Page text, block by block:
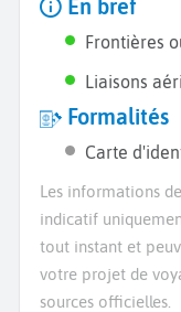
En bref
Frontières
Liaisons
Formalités
Carte
Les informations
indicatif
tout instant et
votre projet de
sources officielles.